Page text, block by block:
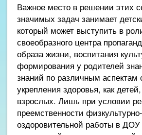
Важное место в решении этих
значимых задач занимает
который может выступить в
своеобразного центра
образа жизни, воспитания
формирования у родителей
знаний по различным аспектам
укрепления здоровья, как
взрослых. Лишь при условии
преемственности физкультурно-
оздоровительной работы в